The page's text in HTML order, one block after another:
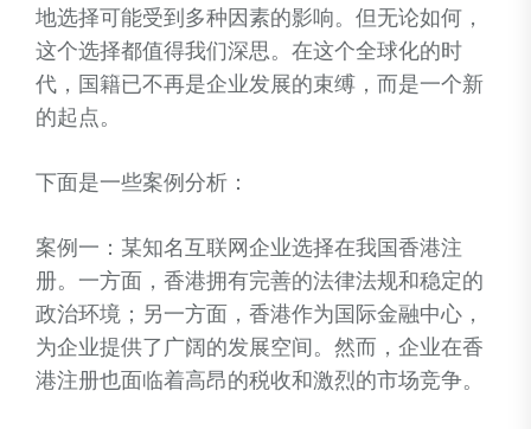
地选择可能受到多种因素的影响。但无论如何，
这个选择都值得我们深思。在这个全球化的时
代，国籍已不再是企业发展的束缚，而是一个新
的起点。
下面是一些案例分析：
案例一：某知名互联网企业选择在我国香港注
册。一方面，香港拥有完善的法律法规和稳定的
政治环境；另一方面，香港作为国际金融中心，
为企业提供了广阔的发展空间。然而，企业在香
港注册也面临着高昂的税收和激烈的市场竞争。